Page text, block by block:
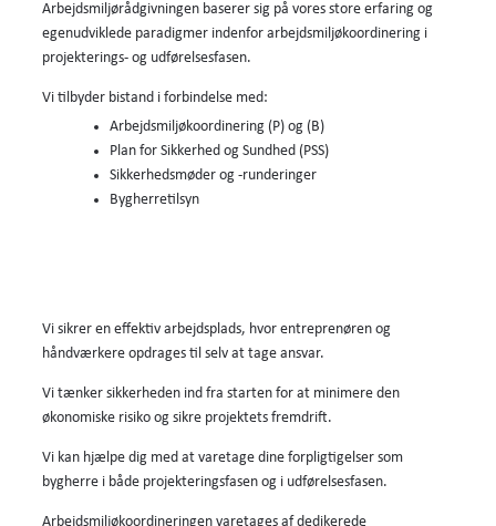
Arbejdsmiljørådgivningen baserer sig på vores store erfaring og
egenudviklede paradigmer indenfor arbejdsmiljøkoordinering i
projekterings- og udførelsesfasen.
Vi tilbyder bistand i forbindelse med:
Arbejdsmiljøkoordinering (P) og (B)
Plan for Sikkerhed og Sundhed (PSS)
Sikkerhedsmøder og -runderinger
Bygherretilsyn
Vi sikrer en effektiv arbejdsplads, hvor entreprenøren og
håndværkere opdrages til selv at tage ansvar.
Vi tænker sikkerheden ind fra starten for at minimere den
økonomiske risiko og sikre projektets fremdrift.
Vi kan hjælpe dig med at varetage dine forpligtigelser som
bygherre i både projekteringsfasen og i udførelsesfasen.
Arbejdsmiljøkoordineringen varetages af dedikerede